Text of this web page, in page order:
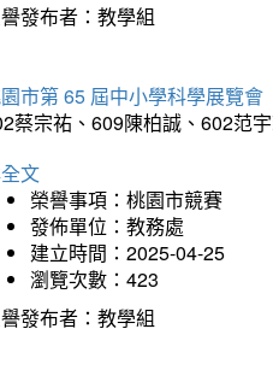
發布者：教學組
市第 65 屆中小學科學展覽會
蔡宗祐、609陳柏誠、602范
文
榮譽事項：桃園市競賽
發佈單位：教務處
建立時間：2025-04-25
瀏覽次數：423
發布者：教學組